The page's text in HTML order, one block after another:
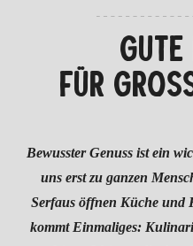
FÜR
Bewusster Genuss ist ein
uns erst zu ganzen
Serfaus öffnen Küche und
kommt Einmaliges: